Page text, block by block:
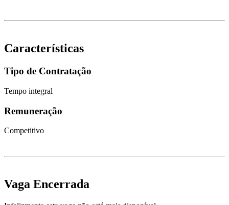
Características
Tipo de Contratação
Tempo integral
Remuneração
Competitivo
Vaga Encerrada